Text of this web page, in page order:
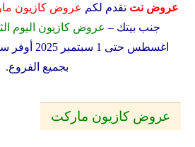
عروض نت تقدم لكم عروض كازيون
جنب بيتك – عروض كازيون اليوم
اغسطس حتى 1 سبتمبر 2025 أوفر سعر
بجميع الفروع.
عروض كازيون ماركت